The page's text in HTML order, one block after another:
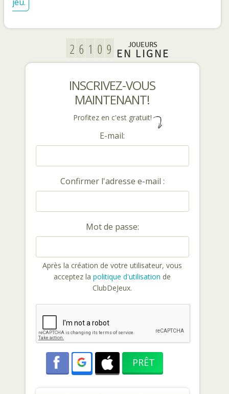
JOUEURS
EN LIGNE
INSCRIVEZ-VOUS
MAINTENANT!
Profitez en c'est gratuit!
E-mail:
Confirmer l'adresse e-mail :
Mot de passe:
Après la création de votre utilisateur, vous
acceptez la politique d'utilisation de
ClubDeJeux.